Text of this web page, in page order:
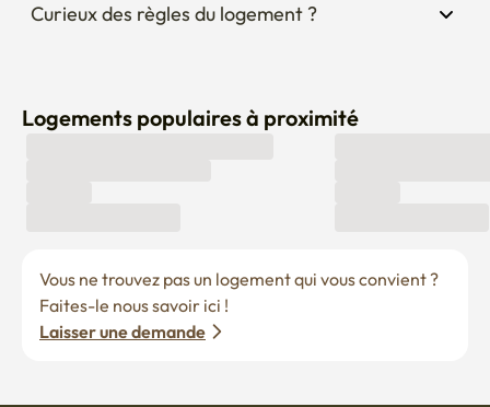
Curieux des règles du logement ?
Logements populaires à proximité
Vous ne trouvez pas un logement qui vous convient ?
Faites-le nous savoir ici !
Laisser une demande